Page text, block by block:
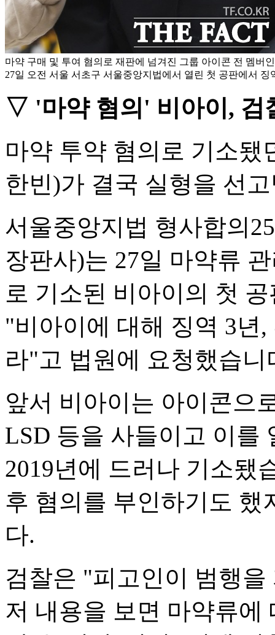
마약 구매 및 투여 혐의로 재판에 넘겨진 그룹 아이콘 전 멤버
27일 오전 서울 서초구 서울중앙지법에서 열린 첫 공판에서 징
▽ '마약 혐의' 비아이, 검
마약 투약 혐의로 기소됐
한빈)가 결국 실형을 선
서울중앙지법 형사합의
장판사)는 27일 마약류
로 기소된 비아이의 첫
"비아이에 대해 징역 3년
라"고 법원에 요청했습니
앞서 비아이는 아이콘으
LSD 등을 사들이고 이를
2019년에 드러나 기소됐
후 혐의를 부인하기도 했
다.
검찰은 "피고인이 범행
저 내용을 보면 마약류에